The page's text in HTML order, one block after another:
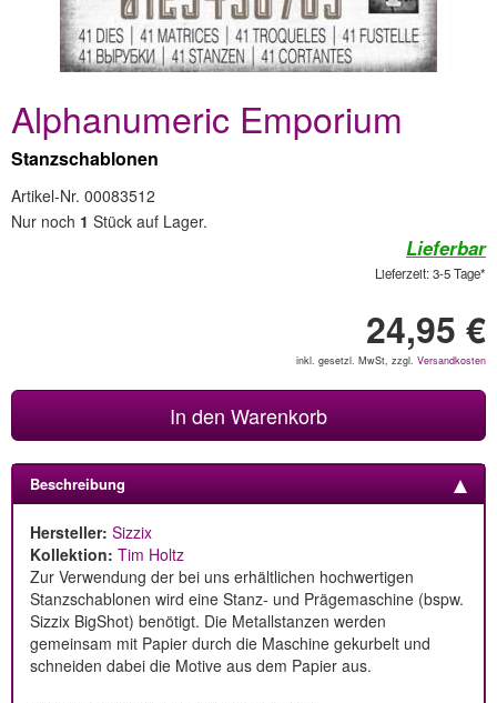
Alphanumeric Emporium
Stanzschablonen
Artikel-Nr. 00083512
Nur noch 1 Stück auf Lager.
Lieferbar
Lieferzeit: 3-5 Tage*
24,95 €
inkl. gesetzl. MwSt, zzgl. Versandkosten
In den Warenkorb
Beschreibung
Hersteller: Sizzix
Kollektion: Tim Holtz
Zur Verwendung der bei uns erhältlichen hochwertigen
Stanzschablonen wird eine Stanz- und Prägemaschine (bspw.
Sizzix BigShot) benötigt. Die Metallstanzen werden
gemeinsam mit Papier durch die Maschine gekurbelt und
schneiden dabei die Motive aus dem Papier aus.